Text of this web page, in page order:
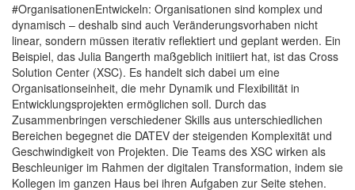
#OrganisationenEntwickeln: Organisationen sind komplex und
dynamisch – deshalb sind auch Veränderungsvorhaben nicht
linear, sondern müssen iterativ reflektiert und geplant werden. Ein
Beispiel, das Julia Bangerth maßgeblich initiiert hat, ist das Cross
Solution Center (XSC). Es handelt sich dabei um eine
Organisationseinheit, die mehr Dynamik und Flexibilität in
Entwicklungsprojekten ermöglichen soll. Durch das
Zusammenbringen verschiedener Skills aus unterschiedlichen
Bereichen begegnet die DATEV der steigenden Komplexität und
Geschwindigkeit von Projekten. Die Teams des XSC wirken als
Beschleuniger im Rahmen der digitalen Transformation, indem sie
Kollegen im ganzen Haus bei ihren Aufgaben zur Seite stehen.